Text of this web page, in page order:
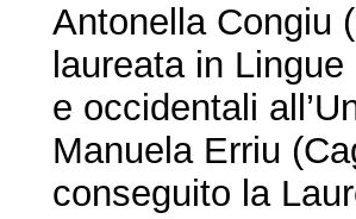
Antonella Congiu
laureata in
e occidentali
Manuela Erriu
conseguito la